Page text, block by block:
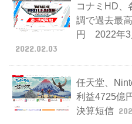
コナミHD、
調で過去最
円 2022年3
2022.02.03
任天堂、
利益4725億
決算短信